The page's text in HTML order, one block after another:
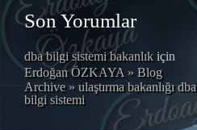
Son Yorumlar
dba bilgi sistemi bakanlıkiçin
Erdoğan ÖZKAYA » Blog
Archive » ulaştırma bakanlığı dba
bilgi sistemi